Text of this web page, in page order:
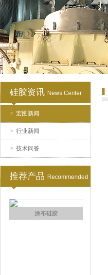
硅胶资讯 News Center
> 宏图新闻
> 行业新闻
> 技术问答
推荐产品 Recommended
水泥地暖模块模具硅胶
眼镜鼻托专用注射硅胶
涂布硅胶